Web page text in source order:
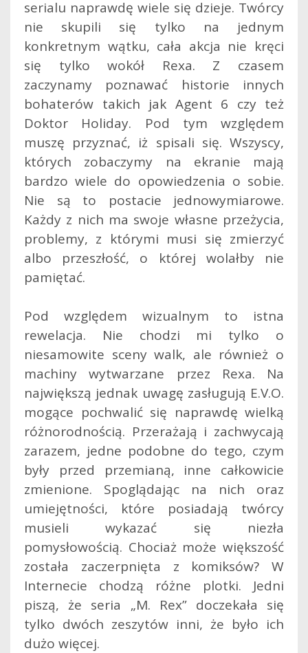
serialu naprawdę wiele się dzieje. Twórcy
nie skupili się tylko na jednym
konkretnym wątku, cała akcja nie kręci
się tylko wokół Rexa. Z czasem
zaczynamy poznawać historie innych
bohaterów takich jak Agent 6 czy też
Doktor Holiday. Pod tym względem
muszę przyznać, iż spisali się. Wszyscy,
których zobaczymy na ekranie mają
bardzo wiele do opowiedzenia o sobie.
Nie są to postacie jednowymiarowe.
Każdy z nich ma swoje własne przeżycia,
problemy, z którymi musi się zmierzyć
albo przeszłość, o której wolałby nie
pamiętać.
Pod względem wizualnym to istna
rewelacja. Nie chodzi mi tylko o
niesamowite sceny walk, ale również o
machiny wytwarzane przez Rexa. Na
największą jednak uwagę zasługują E.V.O.
mogące pochwalić się naprawdę wielką
różnorodnością. Przerażają i zachwycają
zarazem, jedne podobne do tego, czym
były przed przemianą, inne całkowicie
zmienione. Spoglądając na nich oraz
umiejętności, które posiadają twórcy
musieli wykazać się niezła
pomysłowością. Chociaż może większość
została zaczerpnięta z komiksów? W
Internecie chodzą różne plotki. Jedni
piszą, że seria „M. Rex” doczekała się
tylko dwóch zeszytów inni, że było ich
dużo więcej.